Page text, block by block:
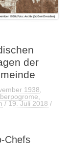
der
1938,
,
/19. Juli 2018 /
Chefs